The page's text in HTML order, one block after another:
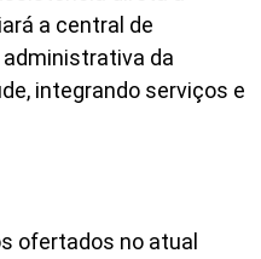
a central de
da
integrando serviços e
ofertados no atual